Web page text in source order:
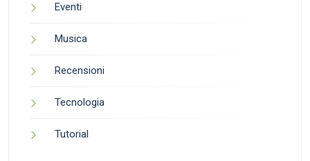
Eventi
Musica
Recensioni
Tecnologia
Tutorial